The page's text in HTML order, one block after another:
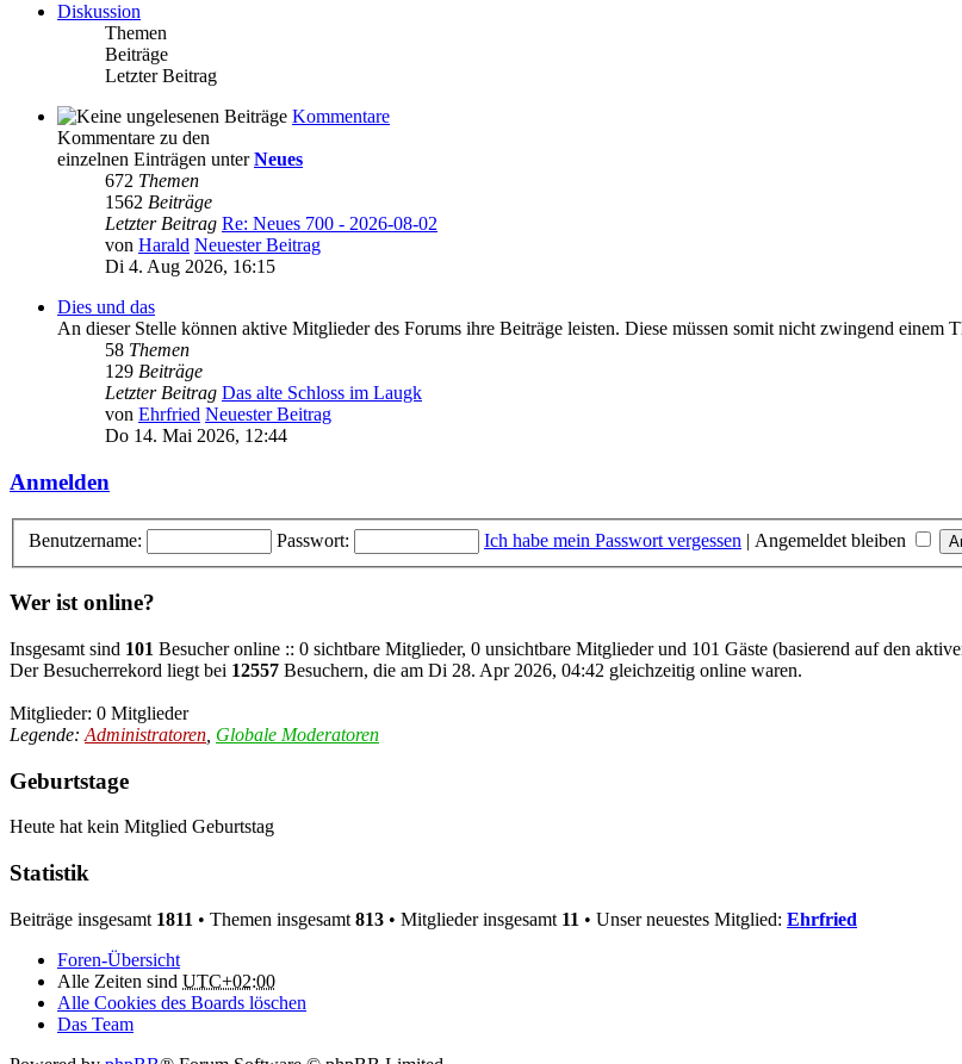
Diskussion
Themen
Beiträge
Letzter Beitrag
Kommentare
Kommentare zu den
einzelnen Einträgen unterNeues
672 Themen
1562 Beiträge
Letzter Beitrag Re: Neues 700 - 2026-08-02
von Harald Neuester Beitrag
Di 4. Aug 2026, 16:15
Dies und das
An dieser Stelle können aktive Mitglieder des Forums ihre Beiträge leisten. Diese müssen somit nicht zwingend einem
58 Themen
129 Beiträge
Letzter Beitrag Das alte Schloss im Laugk
von Ehrfried Neuester Beitrag
Do 14. Mai 2026, 12:44
Anmelden
Benutzername: Passwort: Ich habe mein Passwort vergessen | Angemeldet bleiben
Wer ist online?
Insgesamt sind 101 Besucher online :: 0 sichtbare Mitglieder, 0 unsichtbare Mitglieder und 101 Gäste (basierend auf den
Der Besucherrekord liegt bei 12557 Besuchern, die am Di 28. Apr 2026, 04:42 gleichzeitig online waren.
Mitglieder: 0 Mitglieder
Legende: Administratoren Globale Moderatoren
Geburtstage
Heute hat kein Mitglied Geburtstag
Statistik
Beiträge insgesamt 1811 • Themen insgesamt 813 • Mitglieder insgesamt 11 • Unser neuestes Mitglied: Ehrfried
Foren-Übersicht
Alle Zeiten sind UTC+02:00
Alle Cookies des Boards löschen
Das Team